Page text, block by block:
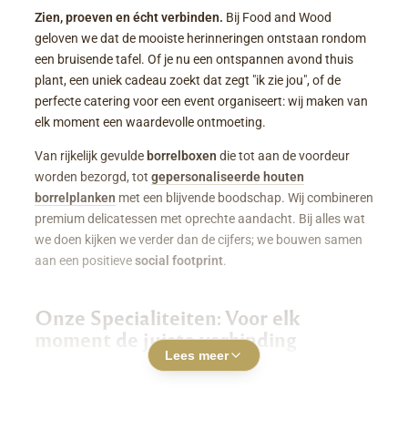
Zien, proeven en écht verbinden. Bij Food and Wood
geloven we dat de mooiste herinneringen ontstaan rondom
een bruisende tafel. Of je nu een ontspannen avond thuis
plant, een uniek cadeau zoekt dat zegt "ik zie jou", of de
perfecte catering voor een event organiseert: wij maken van
elk moment een waardevolle ontmoeting.
Van rijkelijk gevuldeborrelboxen die tot aan de voordeur
worden bezorgd, tot gepersonaliseerde houten
borrelplanken met een blijvende boodschap. Wij combineren
premium delicatessen met oprechte aandacht. Bij alles wat
we doen kijken we verder dan de cijfers; we bouwen samen
aan een positievesocial footprint.
Onze Specialiteiten: Voor elk
moment de juiste verbinding
Luxe Borrelboxen & Borrelpakketten
Lees meer